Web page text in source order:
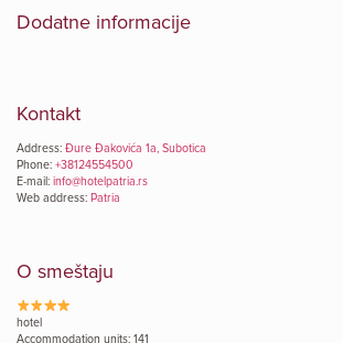
Dodatne informacije
Kontakt
Address: Đure Đakovića 1a, Subotica
Phone: +38124554500
E-mail: info@hotelpatria.rs
Web address: Patria
O smeštaju
hotel
Accommodation units: 141